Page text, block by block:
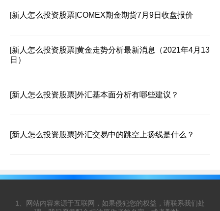
[新人怎么投资股票]COMEX期金期货7月9日收盘报价
[新人怎么投资股票]黄金走势分析最新消息（2021年4月13
日）
[新人怎么投资股票]外汇基本面分析有哪些建议？
[新人怎么投资股票]外汇交易中的跳空上扬线是什么？
1、网站内容来源于互联网，如果侵犯您的权益，请联系我们处